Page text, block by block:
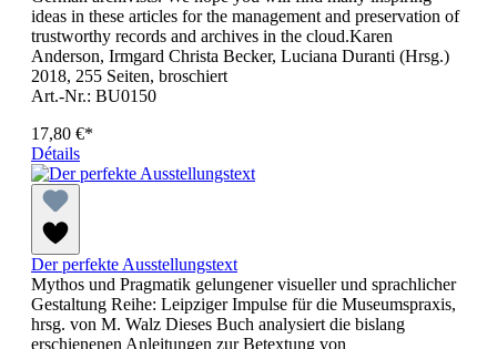
ideas in these articles for the management and preservation of
trustworthy records and archives in the cloud.Karen
Anderson, Irmgard Christa Becker, Luciana Duranti (Hrsg.)
2018, 255 Seiten, broschiert
Art.-Nr.: BU0150
17,80 €*
Détails
Der perfekte Ausstellungstext
Mythos und Pragmatik gelungener visueller und sprachlicher
Gestaltung Reihe: Leipziger Impulse für die Museumspraxis,
hrsg. von M. Walz Dieses Buch analysiert die bislang
erschienenen Anleitungen zur Betextung von